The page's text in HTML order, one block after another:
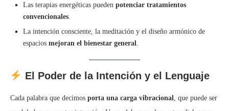
Las terapias energéticas pueden potenciar tratamientos
convencionales
La intención consciente, la meditación y el diseño armónico de
espacios mejoran el bienestar general
El Poder de la Intención y el Lenguaje
Cada palabra que decimos porta una carga vibracional , que puede ser